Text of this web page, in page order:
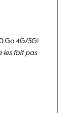
Go 4G/5G!
les fait pas